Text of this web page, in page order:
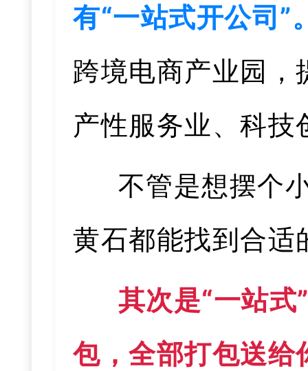
有“一站式开公司”
跨境电商产业园，
产性服务业、科
不管是想摆个
黄石都能找到合适
其次是“一站
包，全部打包送给